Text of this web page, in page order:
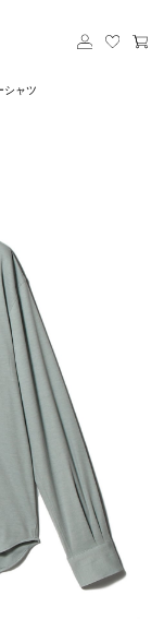
シャツ